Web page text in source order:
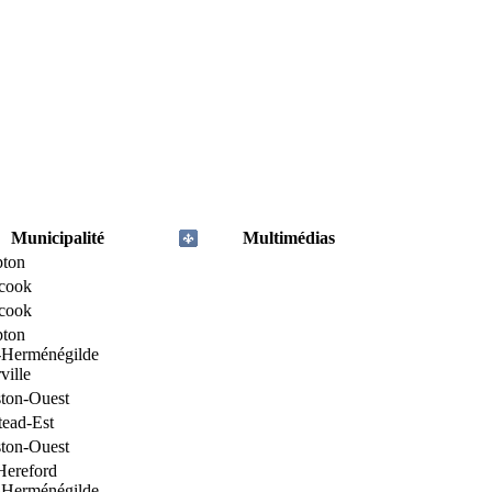
Municipalité
Multimédias
Ouest
Est
Ouest